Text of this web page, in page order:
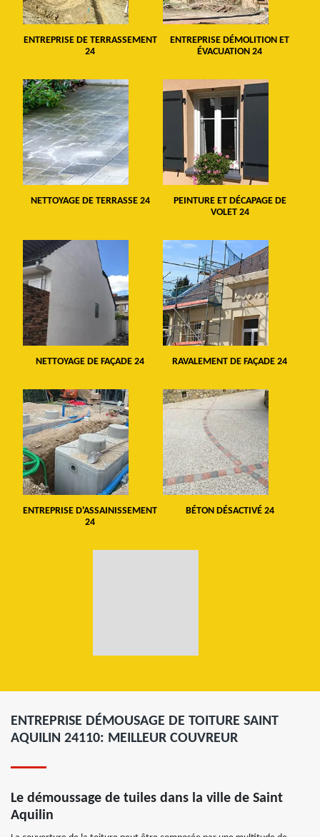
ENTREPRISE DE TERRASSEMENT
24
ENTREPRISE DÉMOLITION ET
ÉVACUATION 24
NETTOYAGE DE TERRASSE 24
PEINTURE ET DÉCAPAGE DE
VOLET 24
NETTOYAGE DE FAÇADE 24 RAVALEMENT DE FAÇADE 24
ENTREPRISE D'ASSAINISSEMENT
24
BÉTON DÉSACTIVÉ 24
ENTREPRISE DÉMOUSAGE DE TOITURE SAINT
AQUILIN 24110: MEILLEUR COUVREUR
Le démoussage de tuiles dans la ville de Saint
Aquilin